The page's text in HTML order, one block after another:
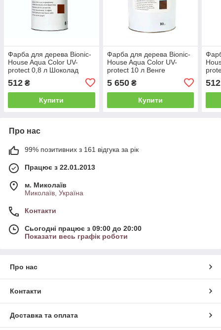
Фарба для дерева Bionic-
House Aqua Color UV-
protect 0,8 л Шоколад
512 ₴
Купити
Фарба для дерева Bionic-
House Aqua Color UV-
protect 10 л Венге
5 650₴
Купити
512
Про нас
99% позитивних з 161 відгука за рік
Працює з 22.01.2013
м. Миколаїв
Миколаїв, Україна
Контакти
Сьогодні працює з 09:00 до 20:00
Показати весь графік роботи
Про нас
Контакти
Доставка та оплата